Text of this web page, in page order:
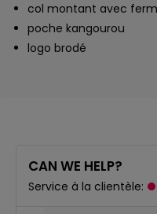
col montant avec
poche kangourou
logo brodé
CAN WE HELP?
Service à la clientèle: